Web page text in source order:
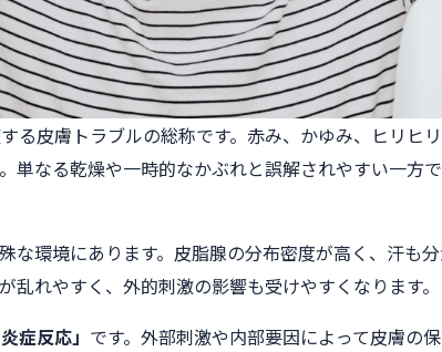
る皮膚トラブルの総称です。赤み、かゆみ、ヒリヒ
単なる乾燥や一時的なかぶれと誤解されやすい一方
な環境にあります。皮脂腺の分布密度が高く、汗も
れやすく、外的刺激の影響も受けやすくなります。
症反応」 です。外部刺激や内部要因によって皮膚の